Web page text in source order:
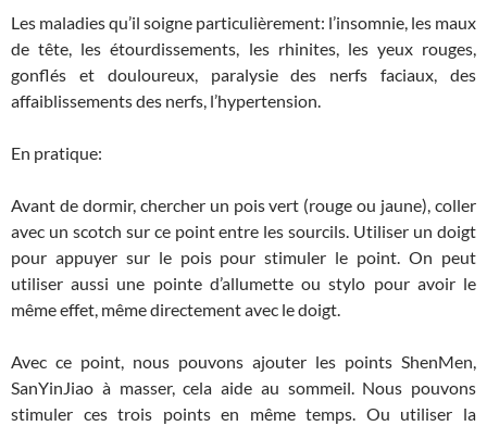
Les maladies qu’il soigne particulièrement: l’insomnie, les maux
de tête, les étourdissements, les rhinites, les yeux rouges,
gonflés et douloureux, paralysie des nerfs faciaux, des
affaiblissements des nerfs, l’hypertension.
En pratique:
Avant de dormir, chercher un pois vert (rouge ou jaune), coller
avec un scotch sur ce point entre les sourcils. Utiliser un doigt
pour appuyer sur le pois pour stimuler le point. On peut
utiliser aussi une pointe d’allumette ou stylo pour avoir le
même effet, même directement avec le doigt.
Avec ce point, nous pouvons ajouter les points ShenMen,
SanYinJiao à masser, cela aide au sommeil. Nous pouvons
stimuler ces trois points en même temps. Ou utiliser la